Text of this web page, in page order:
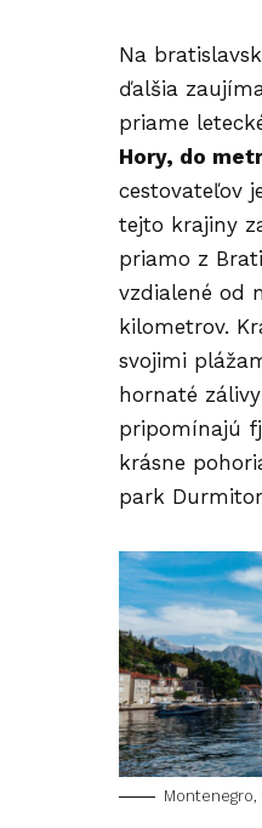
Na
ďalšia
priame
Hory, do
cestovateľov
tejto krajiny
priamo z
vzdialené od
kilometrov.
svojimi
hornaté
pripomínajú
krásne
park